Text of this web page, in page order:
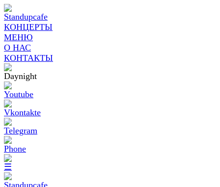
КОНЦЕРТЫ
МЕНЮ
О НАС
КОНТАКТЫ